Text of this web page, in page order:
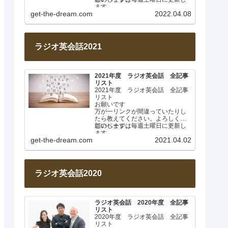
ます。
2022年4月 基本動詞① 日…
get-the-dream.com 2022.04.08
ラジオ英会話2021
2021年度 ラジオ英会話 全記事
リスト
2021年度 ラジオ英会話 全記事
リスト
お願いです
万が一リンクが間違っていたりし
たら教えてください。よろしくお
願いします。
このページは毎週土曜日に更新し
ます。
2021年4月 なぜ日本人は英…
get-the-dream.com 2021.04.02
ラジオ英会話2020
ラジオ英会話 2020年度 全記事
リスト
2020年度 ラジオ英会話 全記事
リスト